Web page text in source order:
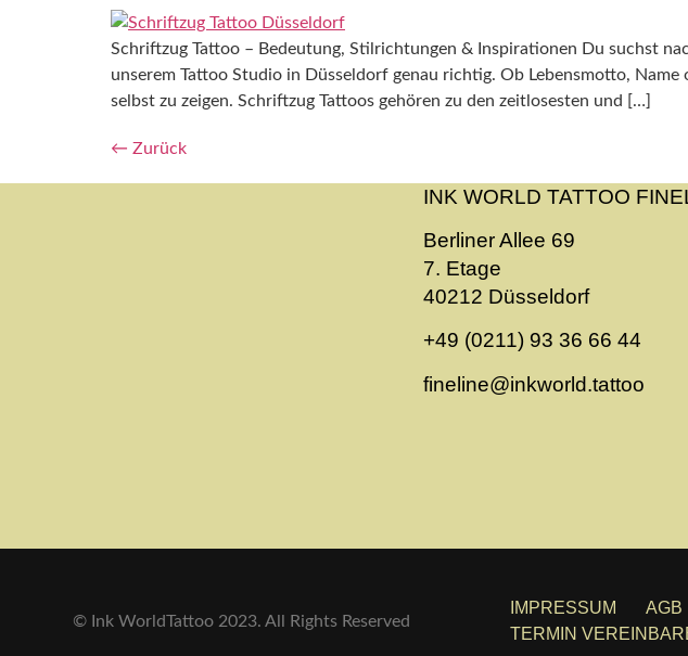
Schriftzug Tattoo – Bedeutung, Stilrichtungen & Inspirationen Du suchst
unserem Tattoo Studio in Düsseldorf genau richtig. Ob Lebensmotto,
selbst zu zeigen. Schriftzug Tattoos gehören zu den zeitlosesten und […]
← Zurück
INK WORLD TATTOO
Berliner Allee 69
7. Etage
40212 Düsseldorf
+49 (0211) 93 36 66 44
fineline@inkworld.tattoo
© Ink WorldTattoo 2023. All Rights Reserved
IMPRESSUM AGB
TERMIN